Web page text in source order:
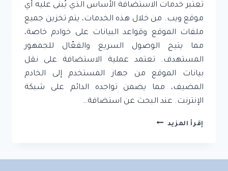
تعتبر خدمات الاستضافة الأساس الذي يُبنى عليه أي
موقع ويب. من خلال هذه الخدمات، يتم تخزين جميع
ملفات الموقع وقواعد البيانات على خوادم خاصة،
مما يتيح الوصول السريع والفعّال للجمهور
المستهدف. تعتمد عملية الاستضافة على نقل
بيانات الموقع من جهاز المستخدم إلى الخادم
المضيف، مما يضمن تواجده الدائم على شبكة
الإنترنت. عند البحث عن استضافة…
إقرأ المزيد أفضل